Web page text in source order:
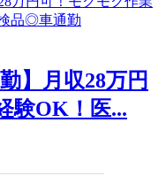
】月収28万円
験OK！医...